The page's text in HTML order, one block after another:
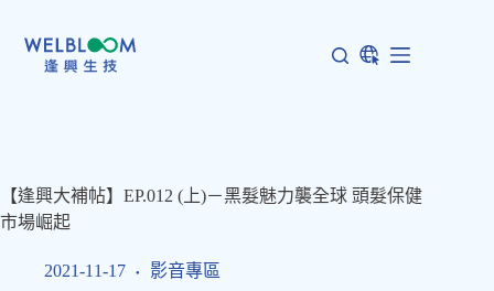
【逢興大補帖】EP.012 (上)－黑髮魅力襲全球 頭髮保健
市場崛起
2021-11-17 影音專區